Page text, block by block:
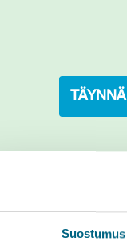
Suostumus
tiloissa